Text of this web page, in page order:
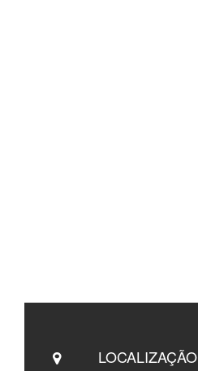
LOCALIZAÇÃO